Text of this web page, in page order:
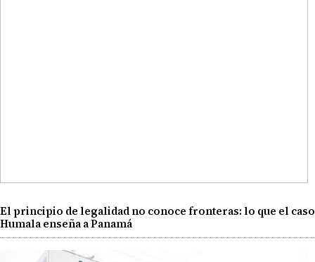
El principio de legalidad no conoce fronteras: lo que el caso
Humala enseña a Panamá